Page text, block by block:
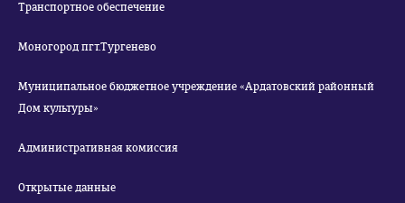
Транспортное обеспечение
Моногород пгт.Тургенево
Муниципальное бюджетное учреждение «Ардатовский районный
Дом культуры»
Административная комиссия
Открытые данные